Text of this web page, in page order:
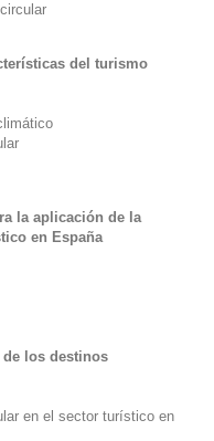
del turismo
la aplicación de la
en España
de los destinos
en el sector turístico en